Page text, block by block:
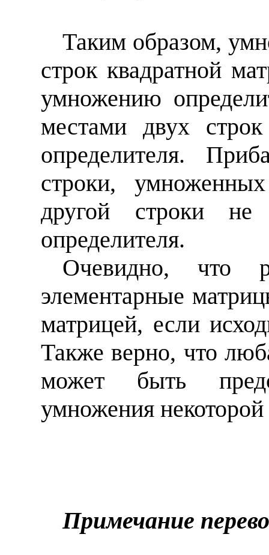
Таким образом,
строк квадратной
умножению
местами двух
определителя.
строки,
другой строки
определителя.
Очевидно, что
элементарные
матрицей, если
Также верно, что
может быть
умножения
Примечание